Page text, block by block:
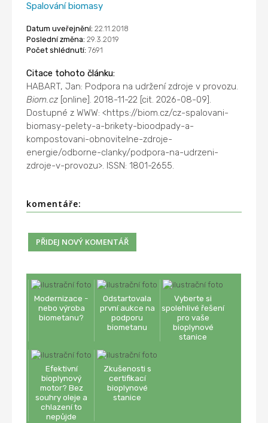
Spalování biomasy
Datum uveřejnění: 22.11.2018
Poslední změna: 29.3.2019
Počet shlédnutí: 7691
Citace tohoto článku:
HABART, Jan: Podpora na udržení zdroje v provozu.
Biom.cz [online]. 2018-11-22 [cit. 2026-08-09].
Dostupné z WWW: <https://biom.cz/cz-spalovani-
biomasy-pelety-a-brikety-bioodpady-a-
kompostovani-obnovitelne-zdroje-
energie/odborne-clanky/podpora-na-udrzeni-
zdroje-v-provozu>. ISSN: 1801-2655.
komentáře:
Modernizace -
nebo výroba
biometanu?
Odstartovala
první aukce na
podporu
biometanu
Vyberte si
spolehlivé řešení
pro vaše
bioplynové
stanice
Efektivní
bioplynový
motor? Bez
souhry oleje a
chlazení to
nepůjde
Zkušenosti s
certifikací
bioplynové
stanice